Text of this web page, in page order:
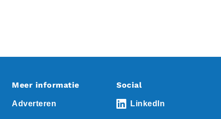
Meer informatie
Adverteren
Social
LinkedIn